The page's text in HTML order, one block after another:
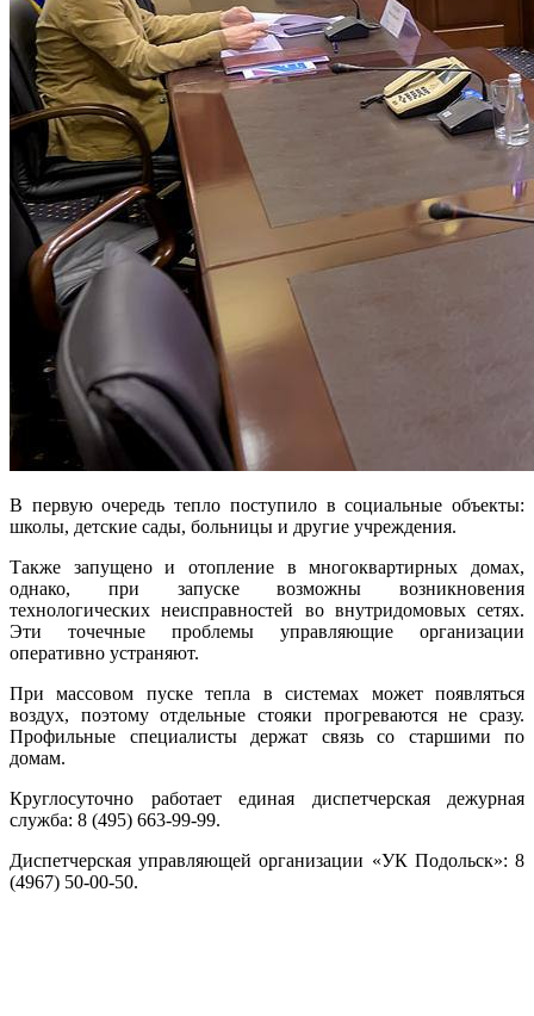
В первую очередь тепло поступило в социальные объекты:
школы, детские сады, больницы и другие учреждения.
Также запущено и отопление в многоквартирных домах,
однако, при запуске возможны возникновения
технологических неисправностей во внутридомовых сетях.
Эти точечные проблемы управляющие организации
оперативно устраняют.
При массовом пуске тепла в системах может появляться
воздух, поэтому отдельные стояки прогреваются не сразу.
Профильные специалисты держат связь со старшими по
домам.
Круглосуточно работает единая диспетчерская дежурная
служба: 8 (495) 663-99-99.
Диспетчерская управляющей организации «УК Подольск»: 8
(4967) 50-00-50.